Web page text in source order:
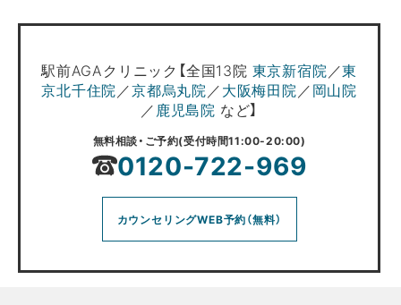
駅前AGAクリニック【全国13院 東京新宿院 ／東
京北千住院 ／京都烏丸院 ／大阪梅田院 ／岡山院
／ 鹿児島院 など】
無料相談・ご予約(受付時間11:00-20:00)
0120-722-969
カウンセリングWEB予約（無料）